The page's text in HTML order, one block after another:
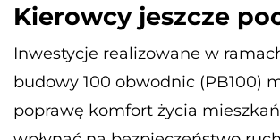
Kierowcy jeszcze
Inwestycje realizowane w
budowy 100 obwodnic (PB100)
poprawę komfort życia